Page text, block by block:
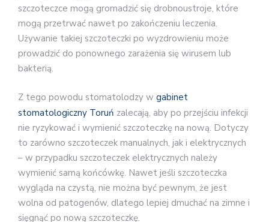
szczoteczce mogą gromadzić się drobnoustroje, które
mogą przetrwać nawet po zakończeniu leczenia.
Używanie takiej szczoteczki po wyzdrowieniu może
prowadzić do ponownego zarażenia się wirusem lub
bakterią.
Z tego powodu stomatolodzy w gabinet
stomatologiczny Toruń zalecają, aby po przejściu infekcji
nie ryzykować i wymienić szczoteczkę na nową. Dotyczy
to zarówno szczoteczek manualnych, jak i elektrycznych
– w przypadku szczoteczek elektrycznych należy
wymienić samą końcówkę. Nawet jeśli szczoteczka
wygląda na czystą, nie można być pewnym, że jest
wolna od patogenów, dlatego lepiej dmuchać na zimne i
sięgnąć po nową szczoteczkę.